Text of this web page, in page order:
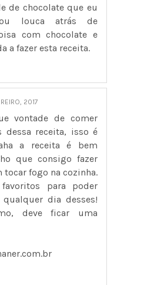
de chocolate que eu
louca atrás de
com chocolate e
a fazer esta receita.
2017
vontade de comer
dessa receita, isso é
a receita é bem
que consigo fazer
tocar fogo na cozinha.
para poder
dia desses!
deve ficar uma